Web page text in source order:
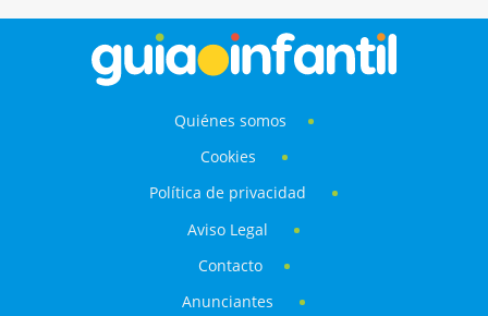
Quiénes somos
Cookies
Política de privacidad
Aviso Legal
Contacto
Anunciantes